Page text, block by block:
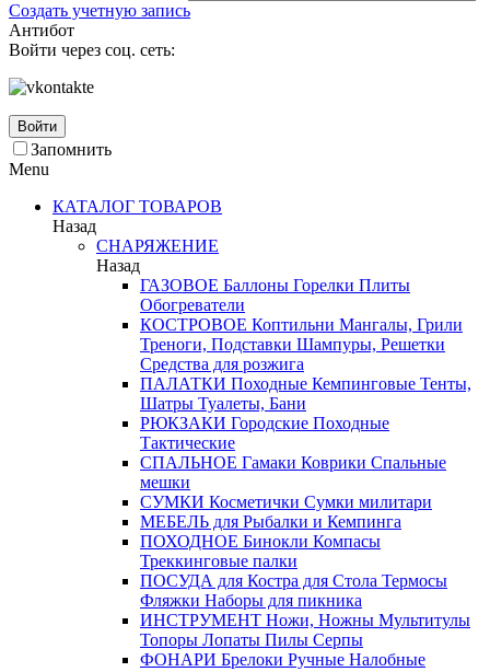
Создать учетную запись
Антибот
Войти через соц. сеть:
Войти
Запомнить
Menu
КАТАЛОГ ТОВАРОВ
Назад
СНАРЯЖЕНИЕ
Назад
ГАЗОВОЕ Баллоны Горелки Плиты
Обогреватели
КОСТРОВОЕ Коптильни Мангалы, Грили
Треноги, Подставки Шампуры, Решетки
Средства для розжига
ПАЛАТКИ Походные Кемпинговые Тенты,
Шатры Туалеты, Бани
РЮКЗАКИ Городские Походные
Тактические
СПАЛЬНОЕ Гамаки Коврики Спальные
мешки
СУМКИ Косметички Сумки милитари
МЕБЕЛЬ для Рыбалки и Кемпинга
ПОХОДНОЕ Бинокли Компасы
Треккинговые палки
ПОСУДА для Костра для Стола Термосы
Фляжки Наборы для пикника
ИНСТРУМЕНТ Ножи, Ножны Мультитулы
Топоры Лопаты Пилы Серпы
ФОНАРИ Брелоки Ручные Налобные